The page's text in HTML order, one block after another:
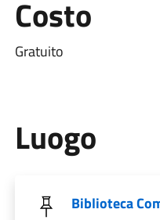
Costo
Gratuito
Luogo
Biblioteca